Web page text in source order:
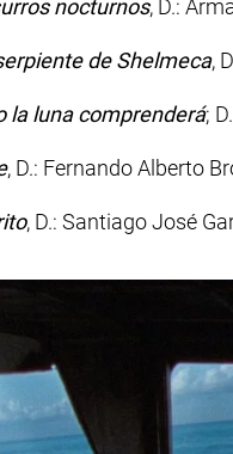
nocturnos, D.:
de Shelmeca,
la luna comprenderá;
, D.: Fernando Alberto
, D.: Santiago José